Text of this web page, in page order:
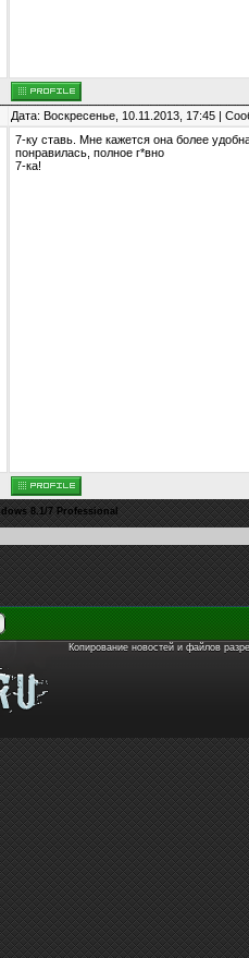
Дата: Воскресенье, 10.11.2013, 17:45 |
7-ку ставь. Мне кажется она более
понравилась, полное г*вно
7-ка!
8.1/7 Professional
Копирование новостей и файлов